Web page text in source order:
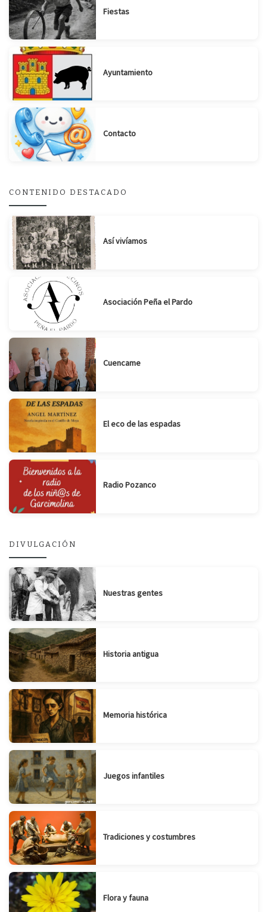
Fiestas
Ayuntamiento
Contacto
CONTENIDO DESTACADO
Así vivíamos
Asociación Peña el Pardo
Cuencame
El eco de las espadas
Radio Pozanco
DIVULGACIÓN
Nuestras gentes
Historia antigua
Memoria histórica
Juegos infantiles
Tradiciones y costumbres
Flora y fauna